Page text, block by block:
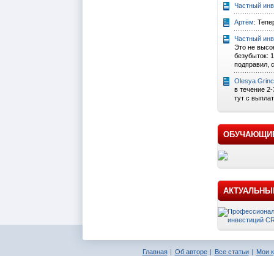
Частный
Артём:
Частный
Это не
безубыток:
подправил,
Olesya
в течение
тут с
Главная Об авторе Все статьи Мои